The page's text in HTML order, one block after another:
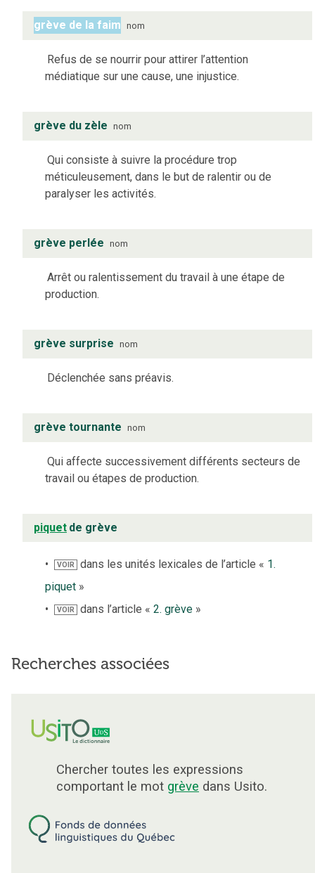
grève de la faim nom
Refus de se nourrir pour attirer l’attention
médiatique sur une cause, une injustice.
grève du zèle nom
Qui consiste à suivre la procédure trop
méticuleusement, dans le but de ralentir ou de
paralyser les activités.
grève perlée nom
Arrêt ou ralentissement du travail à une étape de
production.
grève surprise nom
Déclenchée sans préavis.
grève tournante nom
Qui affecte successivement différents secteurs de
travail ou étapes de production.
piquet de grève
VOIR dans les unités lexicales de l’article « 1.
piquet »
VOIR dans l’article «2. grève »
Recherches associées
Chercher toutes les expressions
comportant le mot grève dans Usito.